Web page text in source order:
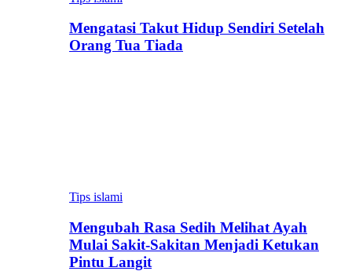
Mengatasi Takut Hidup Sendiri Setelah
Orang Tua Tiada
Tips islami
Mengubah Rasa Sedih Melihat Ayah
Mulai Sakit-Sakitan Menjadi Ketukan
Pintu Langit